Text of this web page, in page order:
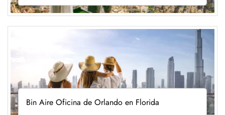
Bin Aire Oficina de Orlando en Florida